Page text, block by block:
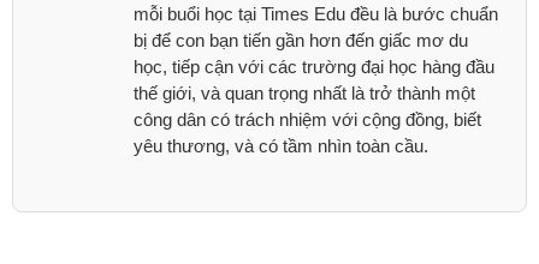
mỗi buổi học tại Times Edu đều là bước chuẩn
bị để con bạn tiến gần hơn đến giấc mơ du
học, tiếp cận với các trường đại học hàng đầu
thế giới, và quan trọng nhất là trở thành một
công dân có trách nhiệm với cộng đồng, biết
yêu thương, và có tầm nhìn toàn cầu.